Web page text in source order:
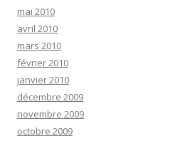
mai 2010
avril 2010
mars 2010
février 2010
janvier 2010
décembre 2009
novembre 2009
octobre 2009